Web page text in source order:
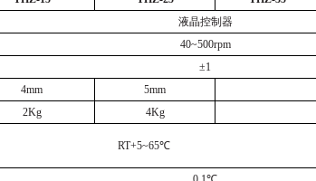
液晶控制器
40~500rpm
±1
4mm 5mm
2Kg 4Kg
RT+5~65℃